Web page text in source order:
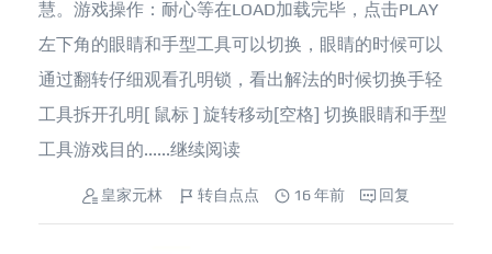
慧。游戏操作：耐心等在LOAD加载完毕，点击PLAY
左下角的眼睛和手型工具可以切换，眼睛的时候可以
通过翻转仔细观看孔明锁，看出解法的时候切换手轻
工具拆开孔明[ 鼠标 ] 旋转移动[空格] 切换眼睛和手型
工具游戏目的......继续阅读
皇家元林 转自点点 16 年前 回复